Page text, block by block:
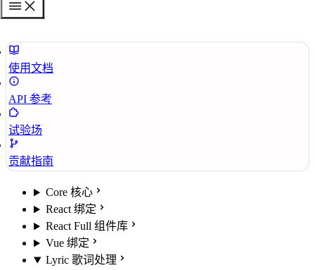
使用文档
API 参考
试验场
贡献指南
Core 核心
React 绑定
React Full 组件库
Vue 绑定
Lyric 歌词处理